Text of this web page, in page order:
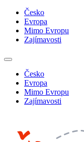
Česko
Evropa
Mimo Evropu
Zajímavosti
Česko
Evropa
Mimo Evropu
Zajímavosti